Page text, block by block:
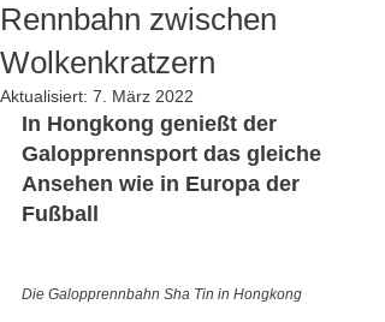
Rennbahn zwischen
Wolkenkratzern
Aktualisiert: 7. März 2022
In Hongkong genießt der
Galopprennsport das gleiche
Ansehen wie in Europa der
Fußball
Die Galopprennbahn Sha Tin in Hongkong